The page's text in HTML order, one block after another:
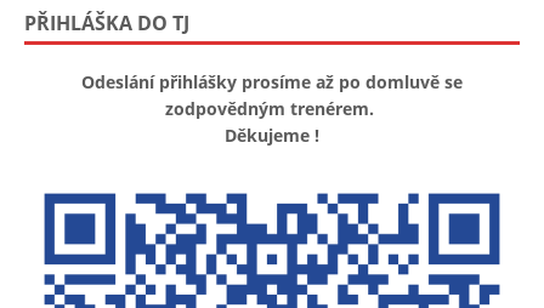
PŘIHLÁŠKA DO TJ
Odeslání přihlášky prosíme až po domluvě se
zodpovědným trenérem.
Děkujeme !